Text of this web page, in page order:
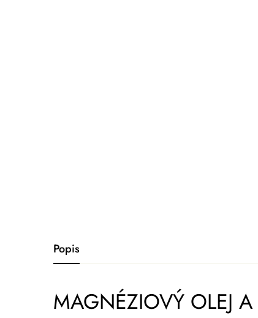
Popis
MAGNÉZIOVÝ OLEJ